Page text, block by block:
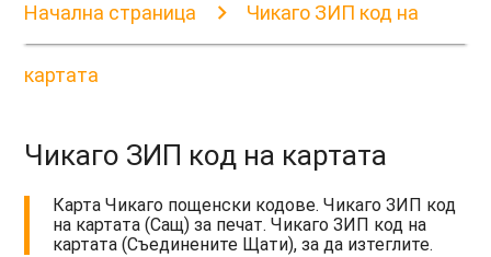
Начална страница Чикаго ЗИП код на
картата
Чикаго ЗИП код на картата
Карта Чикаго пощенски кодове. Чикаго ЗИП код
на картата (Сащ) за печат. Чикаго ЗИП код на
картата (Съединените Щати), за да изтеглите.